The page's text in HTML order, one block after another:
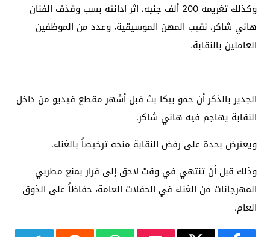
وكذلك تغريمه 200 ألف جنيه، إثر إدانته بسب وقذف الفنان
هاني شاكر، نقيب المهن الموسيقية، وعدد من الموظفين
العاملين بالنقابة.
الجدير بالذكر أن حمو بيكا بث قبل أشهر مقطع فيديو من داخل
النقابة يهاجم فيه هاني شاكر.
ويعترض بحدة على رفض النقابة منحه ترخيصاً بالغناء.
وذلك قبل أن تنتهي في وقت لاحق إلى قرار بمنع مطربي
المهرجانات من الغناء في الحفلات العامة، حفاظاً على الذوق
العام.